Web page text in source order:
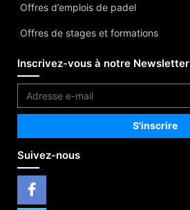
Offres d’emplois de padel
Offres de stages et formations
Inscrivez-vous à notre Newsletter
Suivez-nous